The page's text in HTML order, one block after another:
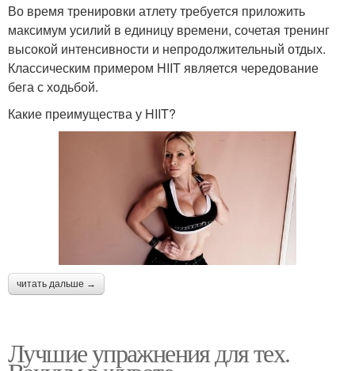
Во время тренировки атлету требуется приложить
максимум усилий в единицу времени, сочетая тренинг
высокой интенсивности и непродолжительный отдых.
Классическим примером HIIT является чередование
бега с ходьбой.
Какие преимущества у HIIT?
читать дальше →
Лучшие упражнения для тех.